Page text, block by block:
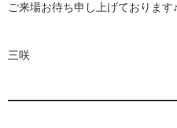
ご来場お待ち申し上げております♪
三咲